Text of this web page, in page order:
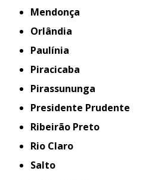
Mendonça
Orlândia
Paulínia
Piracicaba
Pirassununga
Presidente Prudente
Ribeirão Preto
Rio Claro
Salto